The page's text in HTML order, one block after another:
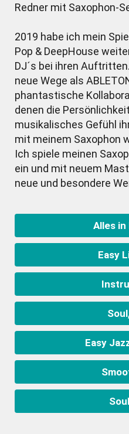
Redner mit Saxophon-
2019 habe ich mein
Pop & DeepHouse
DJ´s bei ihren
neue Wege als
phantastische
denen die
musikalisches Gefühl
mit meinem Saxophon
Ich spiele meinen
ein und mit neuem
neue und besondere
Alles in
Easy
Easy